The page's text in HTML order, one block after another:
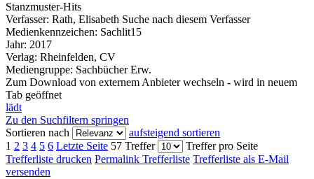
Stanzmuster-Hits
Verfasser: Rath, Elisabeth Suche nach diesem Verfasser
Medienkennzeichen: Sachlit15
Jahr: 2017
Verlag: Rheinfelden, CV
Mediengruppe: Sachbücher Erw.
Zum Download von externem Anbieter wechseln - wird in neuem
Tab geöffnet
lädt
Zu den Suchfiltern springen
Sortieren nach
aufsteigend sortieren
1 2 3 4 5 6 Letzte Seite 57 Treffer
Treffer pro Seite
Trefferliste drucken Permalink Trefferliste Trefferliste als E-Mail
versenden